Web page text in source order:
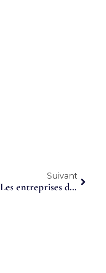
Suivant
Les entreprises du Frontonnais s’associent